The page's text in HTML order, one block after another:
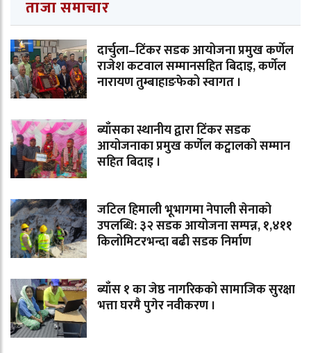
ताजा समाचार
दार्चुला–टिंकर सडक आयोजना प्रमुख कर्णेल
राजेश कटवाल सम्मानसहित बिदाइ, कर्णेल
नारायण तुम्बाहाङफेको स्वागत ।
ब्याँसका स्थानीय द्वारा टिंकर सडक
आयोजनाका प्रमुख कर्णेल कट्वालको सम्मान
सहित बिदाइ ।
जटिल हिमाली भूभागमा नेपाली सेनाको
उपलब्धि: ३२ सडक आयोजना सम्पन्न, १,४११
किलोमिटरभन्दा बढी सडक निर्माण
ब्याँस १ का जेष्ठ नागरिकको सामाजिक सुरक्षा
भत्ता घरमै पुगेर नवीकरण ।